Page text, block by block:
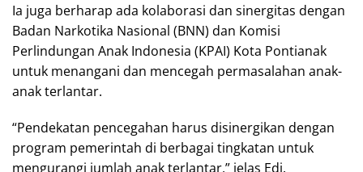
Ia juga berharap ada kolaborasi dan sinergitas dengan
Badan Narkotika Nasional (BNN) dan Komisi
Perlindungan Anak Indonesia (KPAI) Kota Pontianak
untuk menangani dan mencegah permasalahan anak-
anak terlantar.
“Pendekatan pencegahan harus disinergikan dengan
program pemerintah di berbagai tingkatan untuk
mengurangi jumlah anak terlantar,” jelas Edi.